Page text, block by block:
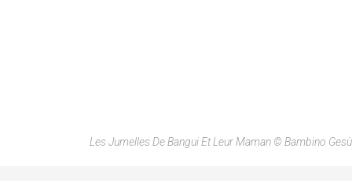
Les Jumelles De Bangui Et Leur Maman © Bambino Gesù